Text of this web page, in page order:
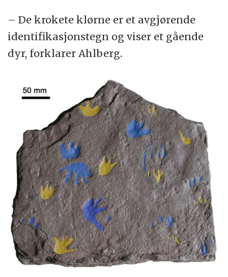
– De krokete klørne er et avgjørende
identifikasjonstegn og viser et gående
dyr, forklarer Ahlberg.